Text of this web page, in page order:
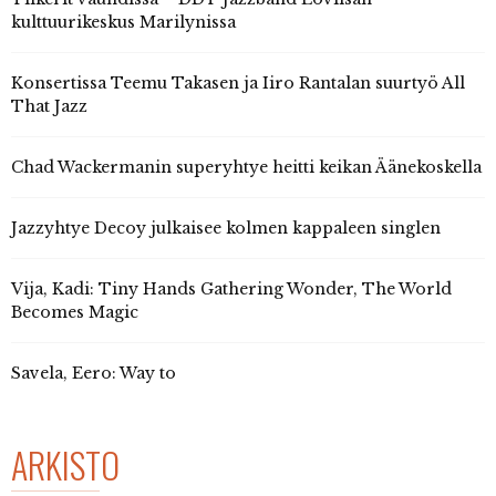
kulttuurikeskus Marilynissa
Konsertissa Teemu Takasen ja Iiro Rantalan suurtyö All
That Jazz
Chad Wackermanin superyhtye heitti keikan Äänekoskella
Jazzyhtye Decoy julkaisee kolmen kappaleen singlen
Vija, Kadi: Tiny Hands Gathering Wonder, The World
Becomes Magic
Savela, Eero: Way to
ARKISTO